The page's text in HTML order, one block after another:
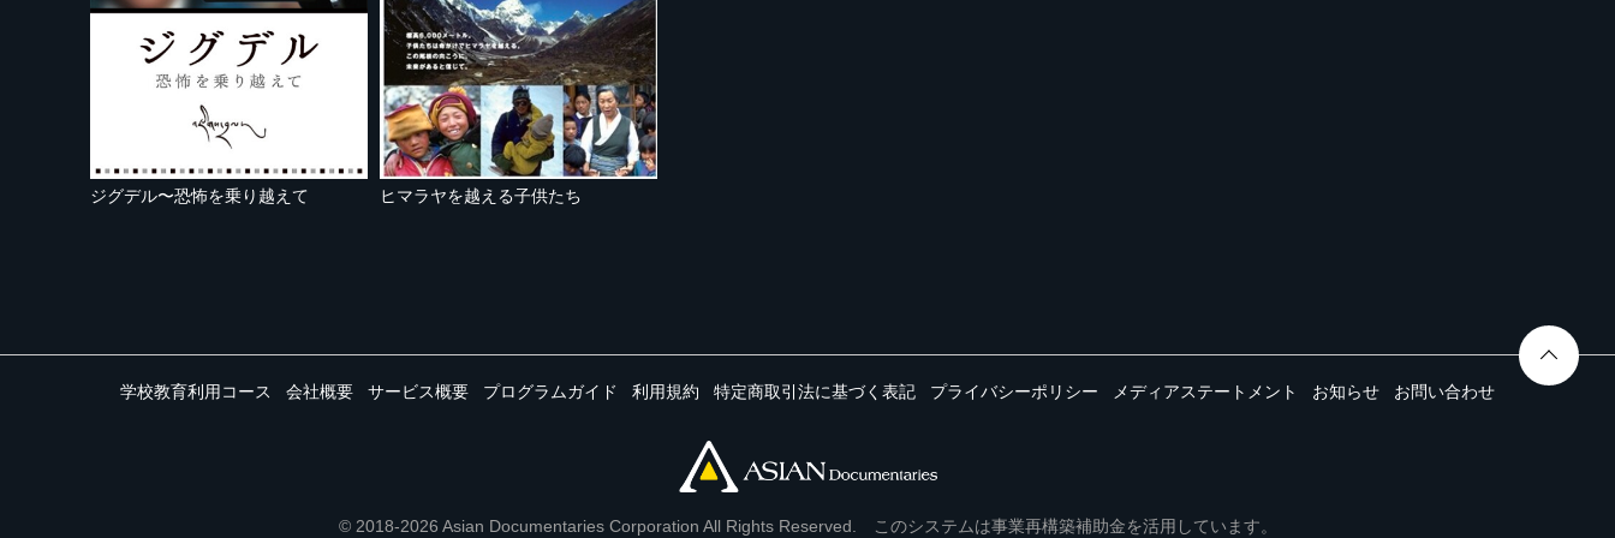
ジグデル〜恐怖を乗り越えて ヒマラヤを越える子供たち
学校教育利用コース 会社概要 サービス概要 プログラムガイド 利用規約 特定商取引法に基づく表記 プライバシーポリシー メディアステートメント お知らせ お問い合わせ
© 2018-2026 Asian Documentaries Corporation All Rights Reserved. このシステムは事業再構築補助金を活用しています。